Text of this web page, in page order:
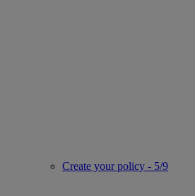
Create your policy - 5/9